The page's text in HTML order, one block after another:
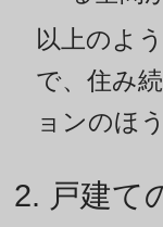
以上のよ
で、住み
ョンのほ
2. 戸建て